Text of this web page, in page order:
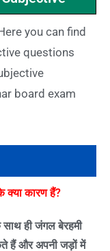
you can find
questions
board exam
क्या कारण हैं?
ही जंगल बेरहमी
हैं और अपनी जड़ों में